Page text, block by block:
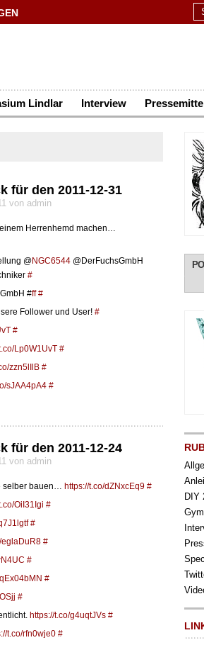
Lindlar Interview
für den 2011-12-31
von admin
Herrenhemd machen…
@NGC6544 @DerFuchsGmbH
#
#ff #
Follower und User! #
#
Lp0W1UvT #
zzn5lIlB #
sJAA4pA4 #
für den 2011-12-24
von admin
selber bauen… https://t.co/dZNxcEq9 #
OiI31Igi #
#
eglaDuR8 #
#
#
#
https://t.co/g4uqtJVs #
t.co/rfn0wje0 #
DIY